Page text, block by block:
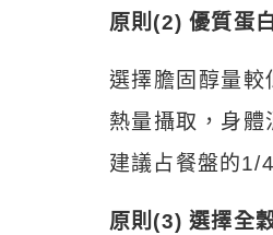
原則(2) 優質蛋
選擇膽固醇量
熱量攝取，身
建議占餐盤的1/4
原則(3) 選擇全